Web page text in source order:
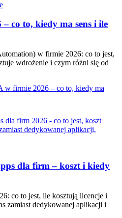
co to, kiedy ma sens i ile
w firmie 2026: co to jest,
wdrożenie i czym różni się od
w firmie 2026 – co to, kiedy ma
dla firm – koszt i kiedy
co to jest, ile kosztują licencje i
zamiast dedykowanej aplikacji i